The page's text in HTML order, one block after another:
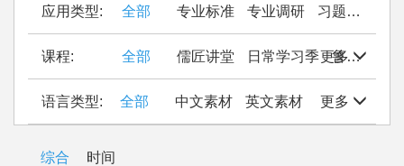
应用类型: 全部 专业标准 专业调研 习题作业
更多
课程: 全部 儒匠讲堂 日常学习季 鲁西南民间织锦
更多
语言类型: 全部 中文素材 英文素材
综合 时间